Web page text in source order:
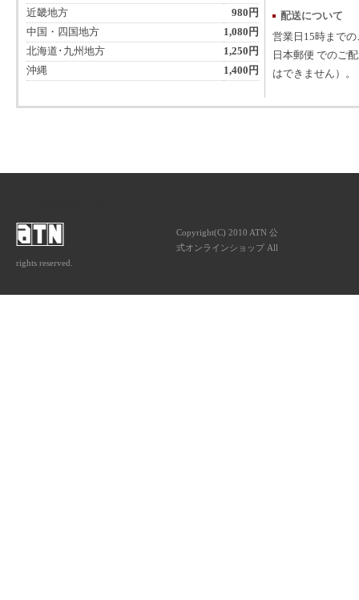
近畿地方
980円
中国・四国地方
1,080円
北海道･九州地方
1,250円
沖縄
1,400円
配送について
営業日15時まで
日本郵便 でのご
はできません）。
Copyright(C) 2010 ATN 公
式オンラインショップ All
rights reserved.